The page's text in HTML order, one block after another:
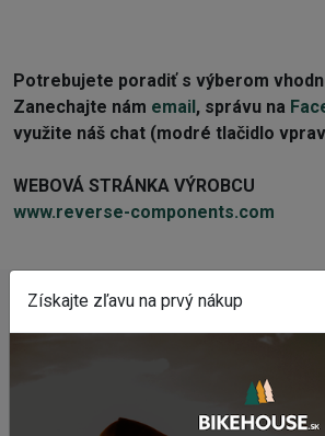
Potrebujete poradiť s výberom
Zanechajte nám email, správu na
využite náš chat (modré tlačidlo
WEBOVÁ STRÁNKA VÝROBCU
www.reverse-components.com
POSLEDNÉ PRIDANÉ PRODUKTY
Sedlo CHROMAG LIMBER
2 420,18 Kč
Získajte zľavu na prvý nákup